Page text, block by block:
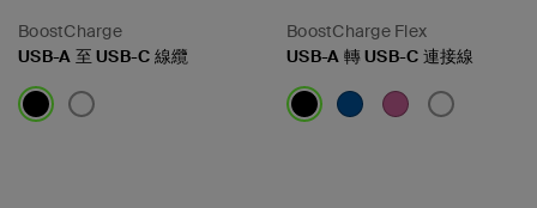
BoostCharge
USB-A 至 USB-C 線纜
BoostCharge Flex
USB-A 轉 USB-C 連接線